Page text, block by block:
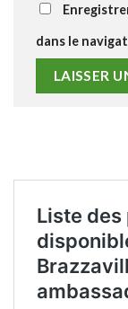
dans le